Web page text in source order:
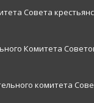
Совета
Комитета
комитета